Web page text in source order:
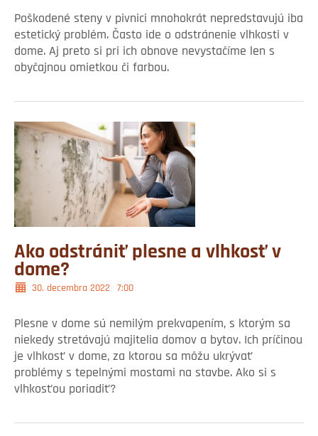
Poškodené steny v pivnici mnohokrát nepredstavujú iba
estetický problém. Často ide o odstránenie vlhkosti v
dome. Aj preto si pri ich obnove nevystačíme len s
obyčajnou omietkou či farbou.
Ako odstrániť plesne a vlhkosť v
dome?
30. decembra 2022 7:00
Plesne v dome sú nemilým prekvapením, s ktorým sa
niekedy stretávajú majitelia domov a bytov. Ich príčinou
je vlhkosť v dome, za ktorou sa môžu ukrývať
problémy s tepelnými mostami na stavbe. Ako si s
vlhkosťou poriadiť?